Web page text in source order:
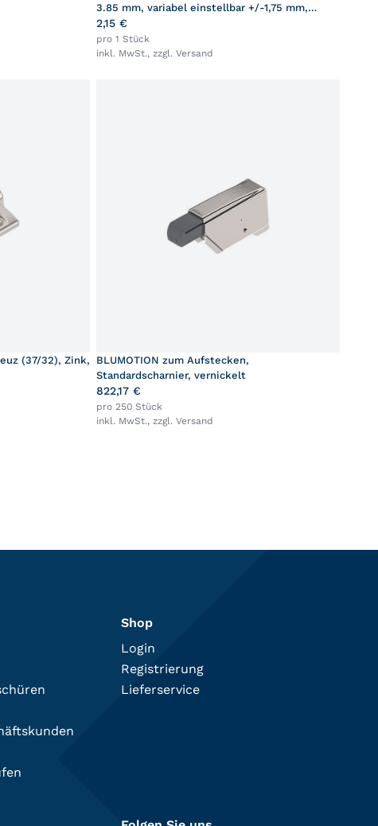
3.85 mm, variabel einstellbar +/-1,75 mm,
einbohren, Höhe: 2.5 mm, R7037 staubgrau
2,15 €
pro 1 Stück
inkl. MwSt., zzgl. Versand
(37/32), Zink,
BLUMOTION zum Aufstecken,
Standardscharnier, vernickelt
822,17 €
pro 250 Stück
inkl. MwSt., zzgl. Versand
Shop
Login
Registrierung
Lieferservice